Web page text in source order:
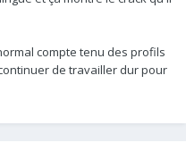
compte tenu des profils
de travailler dur pour